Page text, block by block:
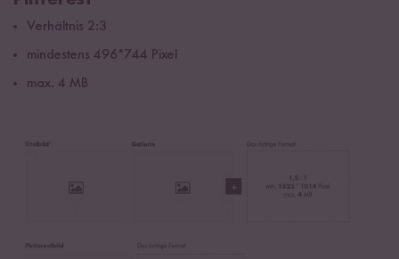
Verhältnis 2:3
mindestens 496*744 Pixel
max. 4 MB